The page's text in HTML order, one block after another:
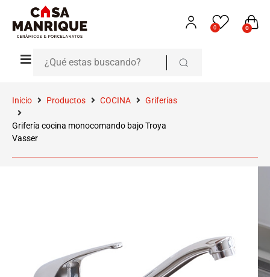
0 0
Inicio Productos COCINA Griferías
Grifería cocina monocomando bajo Troya
Vasser